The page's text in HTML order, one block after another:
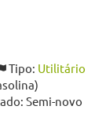
Tipo: Utilitário
Semi-novo